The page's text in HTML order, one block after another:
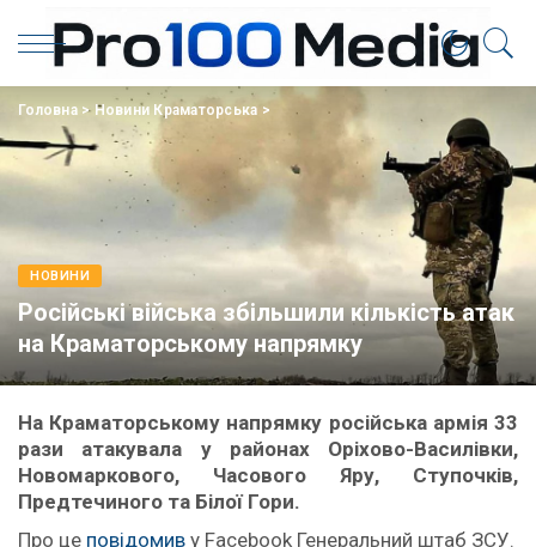
Головна> Новини Краматорська >
НОВИНИ
Російські війська збільшили кількість атак
на Краматорському напрямку
На Краматорському напрямку російська армія 33
рази атакувала у районах Оріхово-Василівки,
Новомаркового, Часового Яру, Ступочків,
Предтечиного та Білої Гори.
Про це повідомив у Facebook Генеральний штаб ЗСУ.